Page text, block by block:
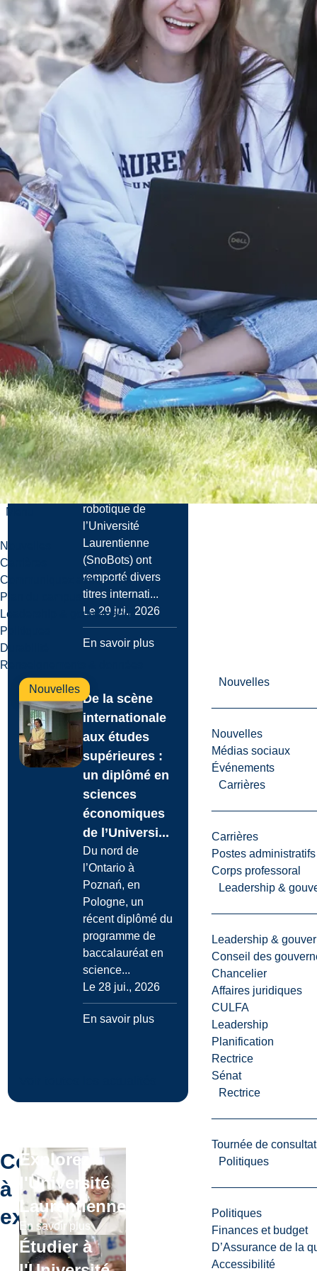
Menu
Nouvelles
Carrières
Communiquez avec nous
Plan du campus
Leadership & gouvernance
Politiques
Durabilité
Renseignements & données
Nouvelles
Nouvelles
Médias sociaux
Événements
Carrières
Carrières
Postes
Corps professoral
Leadership &
Leadership &
Conseil des
Chancelier
Affaires juridiques
CULFA
Leadership
Planification
Rectrice
Sénat
Rectrice
Tournée de
Politiques
Politiques
Finances et budget
D’Assurance de la
Accessibilité
Nouvelles
Projets
d’infrastructure
L’été est la haute
saison pour
l’Équipe de
planification et de
projets du Service
des installations ...
Le 30 jui., 2026
En savoir plus
Nouvelles
Les équipes de
robotique de
l’Université
Laurentienne
remportent
divers prix lors
de la FIRA
RoboWor...
Les Équipes de
robotique de
l’Université
Laurentienne
(SnoBots) ont
remporté divers
titres internati...
Le 29 jui., 2026
En savoir plus
Nouvelles
De la scène
internationale
aux études
supérieures :
un diplômé en
sciences
économiques
de l’Universi...
Du nord de
l’Ontario à
Poznań, en
Pologne, un
récent diplômé du
programme de
baccalauréat en
science...
Le 28 jui., 2026
En savoir plus
Continuer
à
explorer
Explorez
l'Université
Laurentienne
En savoir plus
Étudier à